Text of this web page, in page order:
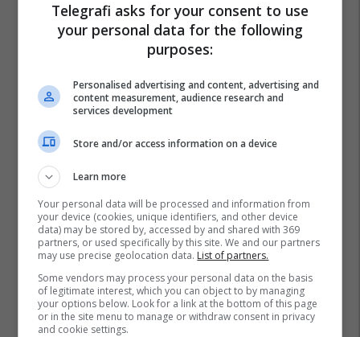
Jakup Krasniqi
Telegrafi asks for your consent to use
your personal data for the following
purposes:
Personalised advertising and content, advertising and
content measurement, audience research and
services development
Store and/or access information on a device
Learn more
Your personal data will be processed and information from
your device (cookies, unique identifiers, and other device
data) may be stored by, accessed by and shared with 369
partners, or used specifically by this site. We and our partners
may use precise geolocation data. List of partners.
Some vendors may process your personal data on the basis
of legitimate interest, which you can object to by managing
your options below. Look for a link at the bottom of this page
or in the site menu to manage or withdraw consent in privacy
and cookie settings.